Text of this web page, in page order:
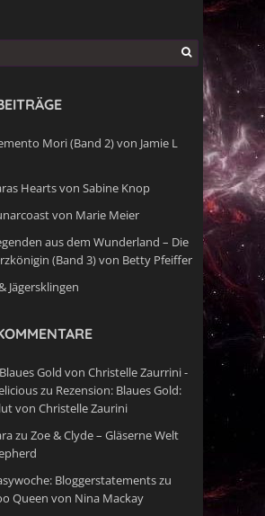
Mori (Band 2) von Jamie L
Hearts von Sabine Knop
von Marie Meier
aus dem Wunderland – Die
(Band 3) von Betty Pfeiffer
Jägersklingen
Gold von Christelle Zaurrini -
zu Rezension: Blaues Gold:
von Christelle Zaurini
zu Zoe & Clyde – Gläserne Welt
Bloggerstatements zu
Queen von Nina Mackay